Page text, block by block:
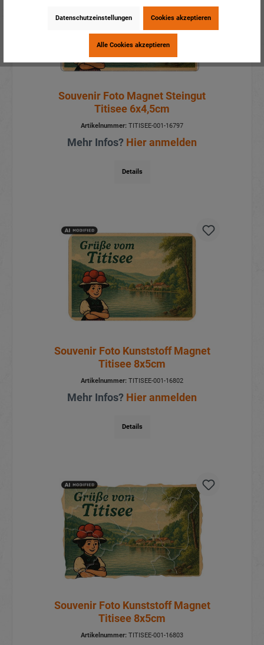
Souvenir Foto Magnet Steingut
Titisee 6x4,5cm
Artikelnummer: TITISEE-001-16797
Mehr Infos? Hier anmelden
Details
Souvenir Foto Kunststoff Magnet
Titisee 8x5cm
Artikelnummer: TITISEE-001-16802
Mehr Infos? Hier anmelden
Details
Souvenir Foto Kunststoff Magnet
Titisee 8x5cm
Artikelnummer: TITISEE-001-16803
Datenschutzeinstellungen Cookies akzeptieren
Alle Cookies akzeptieren